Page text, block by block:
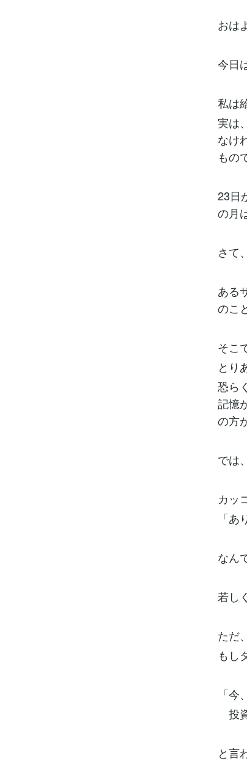
おは
今日
私は
実は
なけ
もの
23日
の月
さて
ある
のこ
そこ
とり
恐ら
記憶
の方
では
カッ
「
なん
若し
ただ
もし
「
投
と言